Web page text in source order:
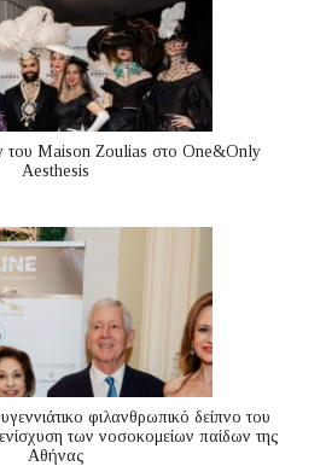
του Maison Zoulias στο One&Only
Aesthesis
φιλανθρωπικό δείπνο του
των νοσοκομείων παίδων της
Αθήνας